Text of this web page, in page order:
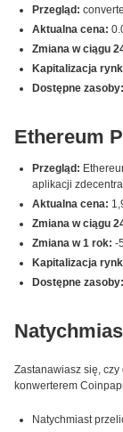
Przegląd:
Aktualna cena:
Zmiana w ciągu
Kapitalizacja
Dostępne zasoby:
Ethereum
Przegląd:
aplikacji
Aktualna cena:
Zmiana w ciągu
Zmiana w 1 rok: -
Kapitalizacja
Dostępne zasoby:
Zastanawiasz się,
konwerterem
Natychmiast